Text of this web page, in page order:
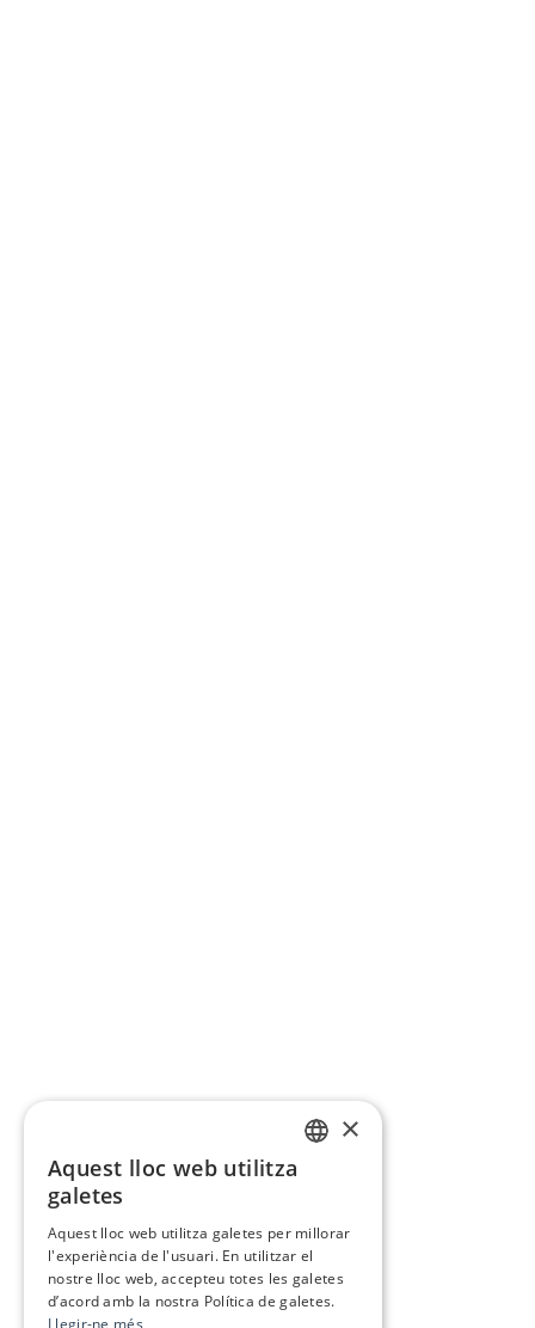
×
Aquest lloc web utilitza
galetes
Aquest lloc web utilitza galetes per millorar
l'experiència de l'usuari. En utilitzar el
nostre lloc web, accepteu totes les galetes
d’acord amb la nostra Política de galetes.
Llegir-ne més